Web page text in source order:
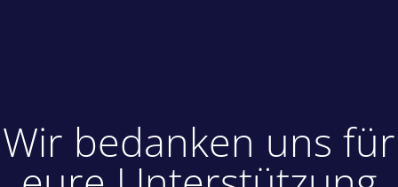
Wir bedanken uns für